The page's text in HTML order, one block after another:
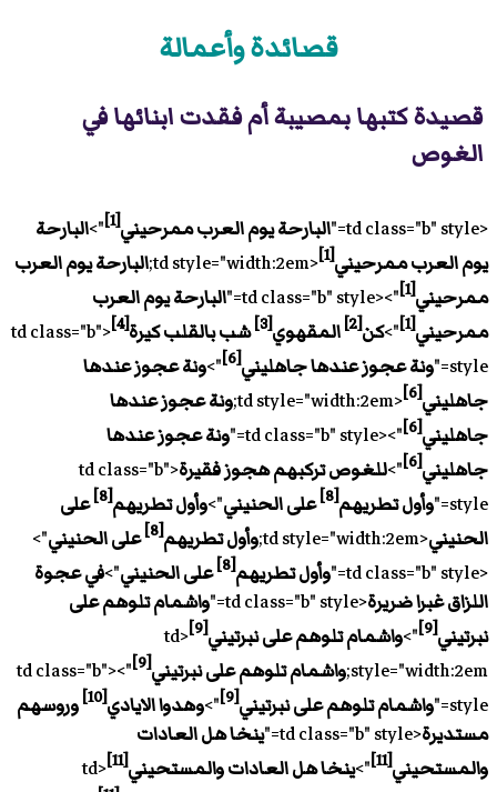
قصائدة وأعمالة
قصيدة كتبها بمصيبة أم فقدت ابنائها في
الغوص
<td class="b" style=" البارحة يوم العرب ممرحيني[1]
">البارحة
يوم العرب ممرحيني[1]
<td style="width:2em;
البارحة يوم العرب
ممرحيني[1]
"><td class="b" style="
البارحة يوم العرب
ممرحيني[1]
">كن[2] المقهوي[3] شب بالقلب كيرة[4]
<td class="b"
style=" ونة عجوز عندها جاهليني[6]
">ونة عجوز عندها
جاهليني[6]
<td style="width:2em;
ونة عجوز عندها
جاهليني[6]
"><td class="b" style="
ونة عجوز عندها
جاهليني[6]
">للغوص تركبهم هجوز فقيرة <td class="b"
style=" وأول تطريهم[8] على الحنيني">وأول تطريهم[8]
على
الحنيني<td style="width:2em; وأول تطريهم[8] على الحنيني">
<td class="b" style="
وأول تطريهم[8] على الحنيني">في عجوة
اللزاق غبرا ضريرة<td class="b" style="
واشمام تلوهم على
نبرتيني[9]
">واشمام تلوهم على نبرتيني[9]
<td
style="width:2em;واشمام تلوهم على نبرتيني[9]
"><td class="b"
style=" واشمام تلوهم على نبرتيني[9]
">وهدوا الايادي[10]
وروسهم
مستديرة<td class="b" style="
ينخا هل العادات
والمستحيني[11]
">ينخا هل العادات والمستحيني[11]
<td